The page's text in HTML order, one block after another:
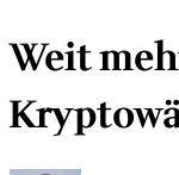
Weit